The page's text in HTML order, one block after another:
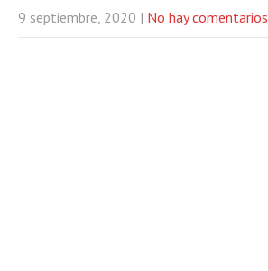
9 septiembre, 2020 | No hay comentarios